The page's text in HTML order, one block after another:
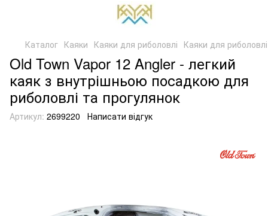
Каталог Каяки Каяки для риболовлі Каяки для
Old Town Vapor 12 Angler - легкий
каяк з внутрішньою посадкою для
риболовлі та прогулянок
Артикул: 2699220 Написати відгук